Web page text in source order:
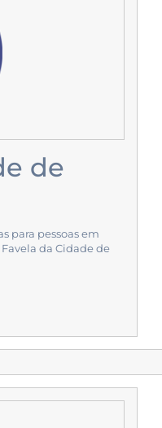
de
para pessoas em
da Cidade de